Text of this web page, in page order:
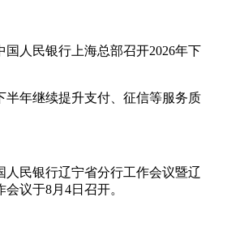
国人民银行上海总部召开2026年下
半年继续提升支付、征信等服务质
人民银行辽宁省分行工作会议暨辽
议于8月4日召开。